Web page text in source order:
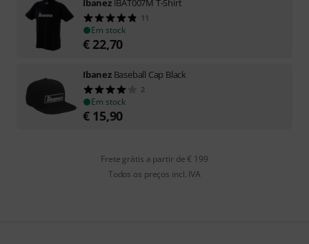
11
Em stock
€ 22,70
Ibanez Baseball Cap Black
2
Em stock
€ 15,90
Frete grátis a partir de € 199
Todos os preços incl. IVA